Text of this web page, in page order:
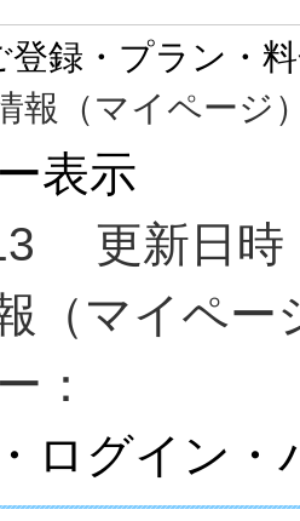
登録・プラン・
報（マイページ
表示
更新日
（マイペ
：
ログイン・